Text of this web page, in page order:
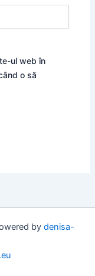
ul web în
o să
by denisa-